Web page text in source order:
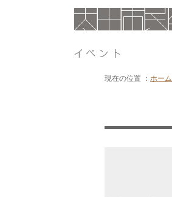
現在の位置 ： ホーム